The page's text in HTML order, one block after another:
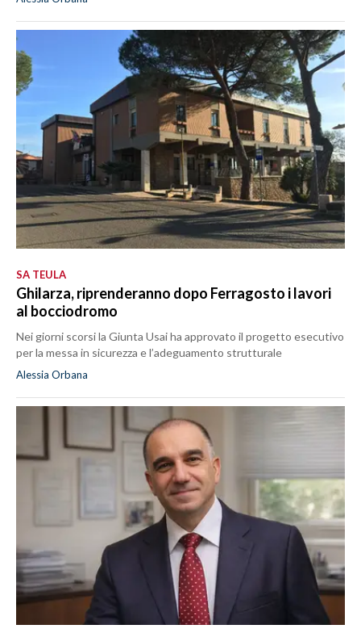
SA TEULA
Ghilarza, riprenderanno dopo Ferragosto i lavori
al bocciodromo
Nei giorni scorsi la Giunta Usai ha approvato il progetto esecutivo
per la messa in sicurezza e l’adeguamento strutturale
Alessia Orbana